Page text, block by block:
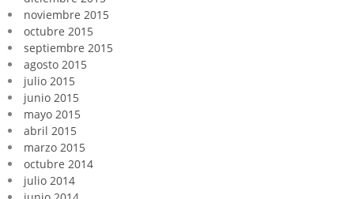
noviembre 2015
octubre 2015
septiembre 2015
agosto 2015
julio 2015
junio 2015
mayo 2015
abril 2015
marzo 2015
octubre 2014
julio 2014